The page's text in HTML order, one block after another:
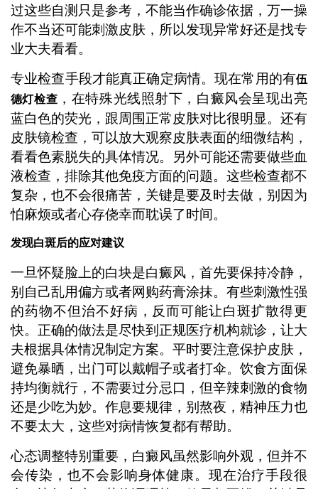
过这些自测只是参考，不能当作确诊依据，万一操
作不当还可能刺激皮肤，所以发现异常好还是找专
业大夫看看。
专业检查手段才能真正确定病情。现在常用的有伍
德灯检查 ，在特殊光线照射下，白癜风会呈现出亮
蓝白色的荧光，跟周围正常皮肤对比很明显。还有
皮肤镜检查，可以放大观察皮肤表面的细微结构，
看看色素脱失的具体情况。另外可能还需要做些血
液检查，排除其他免疫方面的问题。这些检查都不
复杂，也不会很痛苦，关键是要及时去做，别因为
怕麻烦或者心存侥幸而耽误了时间。
发现白斑后的应对建议
一旦怀疑脸上的白块是白癜风，首先要保持冷静，
别自己乱用偏方或者网购药膏涂抹。有些刺激性强
的药物不但治不好病，反而可能让白斑扩散得更
快。正确的做法是尽快到正规医疗机构就诊，让大
夫根据具体情况制定方案。平时要注意保护皮肤，
避免暴晒，出门可以戴帽子或者打伞。饮食方面保
持均衡就行，不需要过分忌口，但辛辣刺激的食物
还是少吃为妙。作息要规律，别熬夜，精神压力也
不要太大，这些对病情恢复都有帮助。
心态调整特别重要，白癜风虽然影响外观，但并不
会传染，也不会影响身体健康。现在治疗手段很